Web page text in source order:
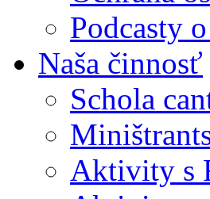
Podcasty
Naša činnosť
Schola
Aktivity s